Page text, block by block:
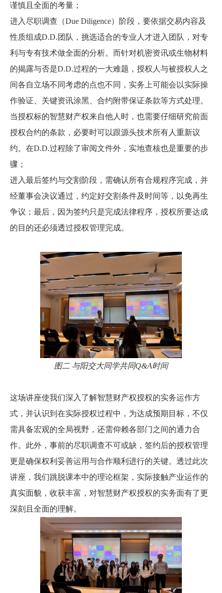
谨慎且全面的考量；
进入尽职调查（Due Diligence）阶段，要依据交易内容及
性质组成D.D.团队，挑选适合的专业人才进入团队，对专
利与专有技术做全面的分析。而针对机密资讯或生物材料
的揭露与否是D.D.过程的一大难题，授权人与被授权人之
间各自立场不同考虑的点也不同，实务上可能会以实际操
作验证、关键资讯涂黑、合约附带保证条款等方式处理。
当授权标的智慧财产权来自他人时，也需要仔细研究前面
授权合约的条款，必要时可以跟源头技术所有人重新议
约。在D.D.过程除了审阅文件外，实地查核也是重要的步
骤；
进入最后签约与交割阶段，需确认所有合规程序完成，并
经董事会决议通过，约定好交割条件及时间等，以免再生
争议；最后，因为签约只是完成法律程序，授权所要达成
的目的还必须透过授权管理完成。
图二 与阳交大同学共同Q&A时间
这场讲座使我们深入了解智慧财产权授权的实务运作方
式，并认识到在实际授权过程中，为达成预期目标，不仅
需具备宏观的全局视野，还需仰赖各部门之间的通力合
作。此外，事前的尽职调查不可或缺，签约后的授权管理
更是确保权利妥善运用与合作顺利进行的关键。透过此次
讲座，我们跳脱课本中的理论框架，实际接触产业运作的
真实面貌，收获丰富，对智慧财产权授权的实务面有了更
深刻且全面的理解。